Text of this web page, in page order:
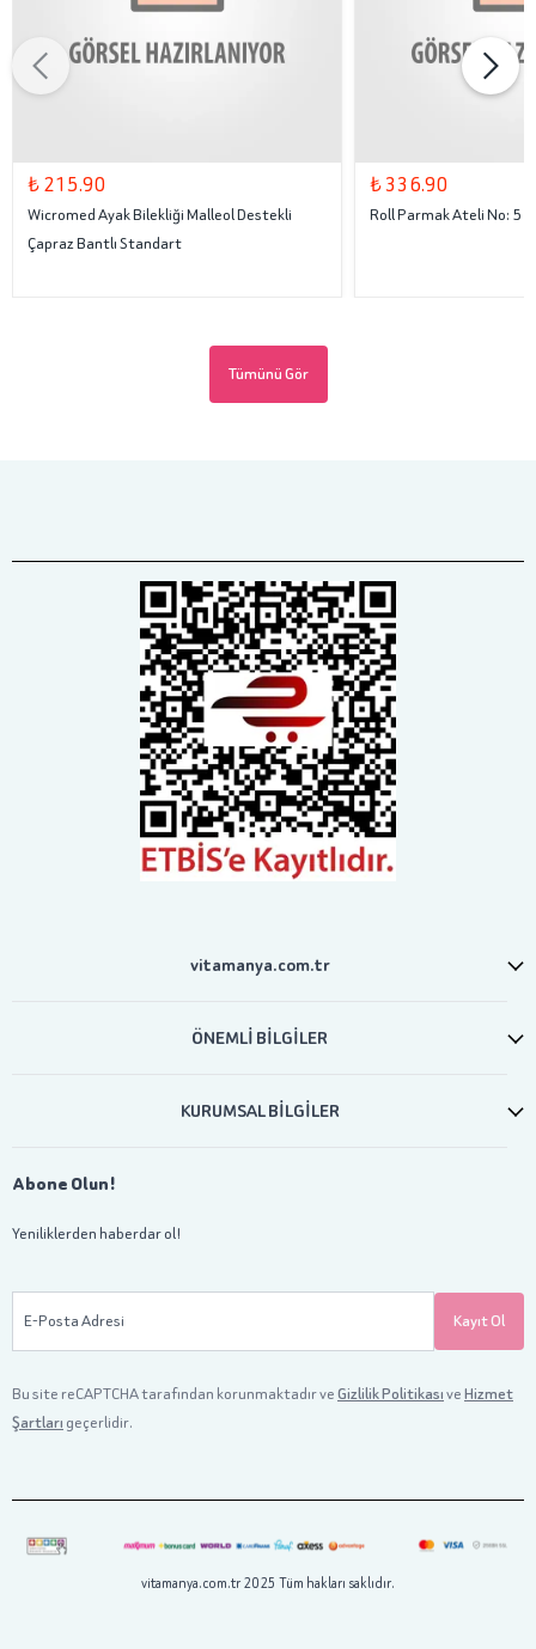
₺ 215.90
Wicromed Ayak Bilekliği Malleol Destekli
Çapraz Bantlı Standart
₺ 336.90
Roll Parmak Ateli No: 5
Tümünü Gör
vitamanya.com.tr
ÖNEMLİ BİLGİLER
KURUMSAL BİLGİLER
Abone Olun!
Yeniliklerden haberdar ol!
E-Posta Adresi Kayıt Ol
Bu site reCAPTCHA tarafından korunmaktadır veGizlilik PolitikasıveHizmet
Şartları geçerlidir.
vitamanya.com.tr 2025 Tüm hakları saklıdır.